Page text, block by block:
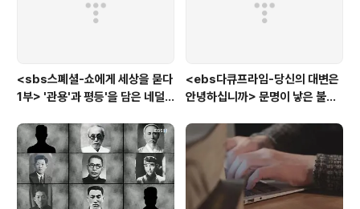
<sbs스폐셜-쇼에게 세상을 묻다
1부> '관용'과 평등'을 담은 네덜
<ebs다큐프라임-당신의 대변은
안녕하십니까> 문명이 낳은 불치